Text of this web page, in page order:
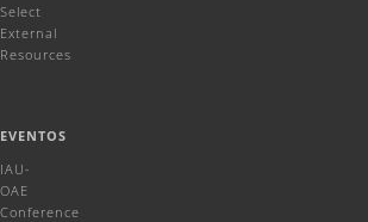
Select
External
Resources
EVENTOS
IAU-
OAE
Conference